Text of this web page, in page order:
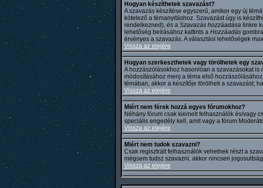
Hogyan készíthetek szavazást?
A szavazás készítése egyszerű, amikor egy új
kötelező a témanyitáshoz. Szavazást úgy is
rendelkezned), és a Szavazás hozzáadásalinkre
lehetőség beírásához kattints a Hozzáadás
érvényes a szavazás. A választási lehetőségek
Vissza az elejére
Hogyan szerkeszthetek vagy törölhetek egy
A hozzászólásokhoz hasonlóan a szavazásokat is
módosításához menj a téma első
témában, akkor a készítője törölheti a szavazást;
Vissza az elejére
Miért nem férek hozzá egyes fórumokhoz?
Néhány fórum csak kiemelt felhasználók és/vagy
speciális engedély kell, amit vagy a fórum
Vissza az elejére
Miért nem tudok szavazni?
Csak regisztrált felhasználók vehetnek részt a
mégsem tudsz szavazni, akkor nincsen
Vissza az elejére